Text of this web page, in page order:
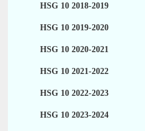
HSG 10 2018-2019
HSG 10 2019-2020
HSG 10 2020-2021
HSG 10 2021-2022
HSG 10 2022-2023
HSG 10 2023-2024